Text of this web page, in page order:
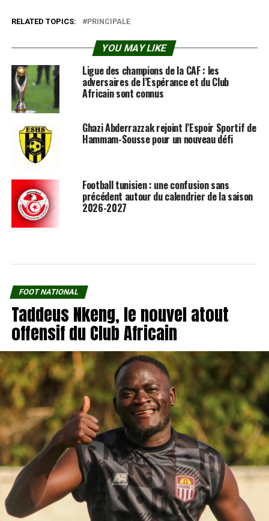
RELATED TOPICS: PRINCIPALE
YOU MAY LIKE
Ligue des champions de la CAF : les
adversaires de l’Espérance et du Club
Africain sont connus
Ghazi Abderrazzak rejoint l’Espoir Sportif de
Hammam-Sousse pour un nouveau défi
Football tunisien : une confusion sans
précédent autour du calendrier de la saison
2026-2027
FOOT NATIONAL
Taddeus Nkeng, le nouvel atout
offensif du Club Africain